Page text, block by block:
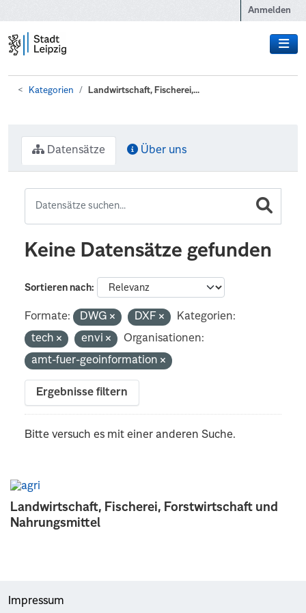
Anmelden
Kategorien Landwirtschaft, Fischerei,...
Landwirtschaft, Fischerei, Forstwirtschaft und
Nahrungsmittel
Datensätze Über uns
Keine Datensätze gefunden
Sortieren nach
Formate: DWG DXF
Kategorien:
tech
envi
Organisationen:
amt-fuer-geoinformation
Ergebnisse filtern
Bitte versuch es mit einer anderen Suche.
Impressum